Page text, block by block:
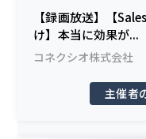
【録画放送】【
け】本当に効果が...
コネクシオ株式会社
主催者